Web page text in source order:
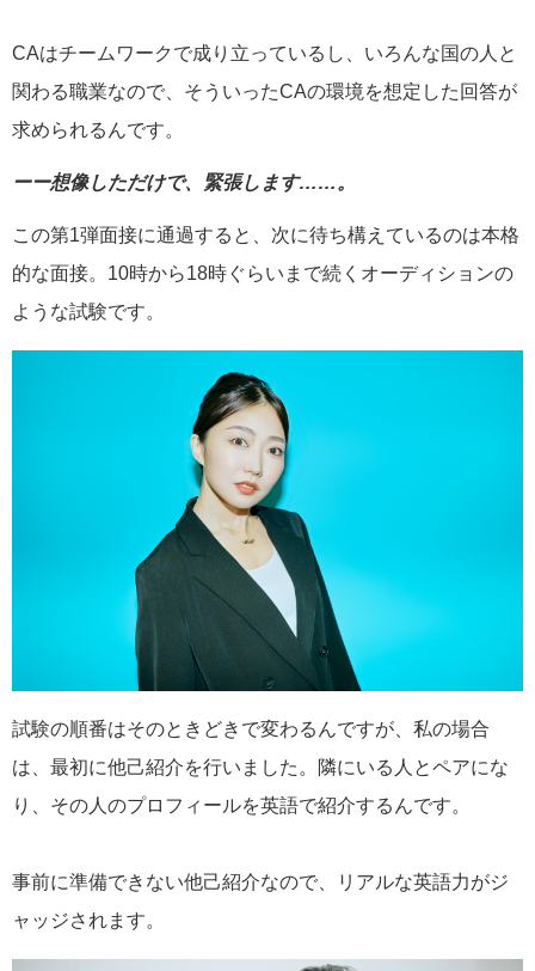
CAはチームワークで成り立っているし、いろんな国の人と
関わる職業なので、そういったCAの環境を想定した回答が
求められるんです。
ーー想像しただけで、緊張します……。
この第1弾面接に通過すると、次に待ち構えているのは本格
的な面接。10時から18時ぐらいまで続くオーディションの
ような試験です。
試験の順番はそのときどきで変わるんですが、私の場合
は、最初に他己紹介を行いました。隣にいる人とペアにな
り、その人のプロフィールを英語で紹介するんです。
事前に準備できない他己紹介なので、リアルな英語力がジ
ャッジされます。